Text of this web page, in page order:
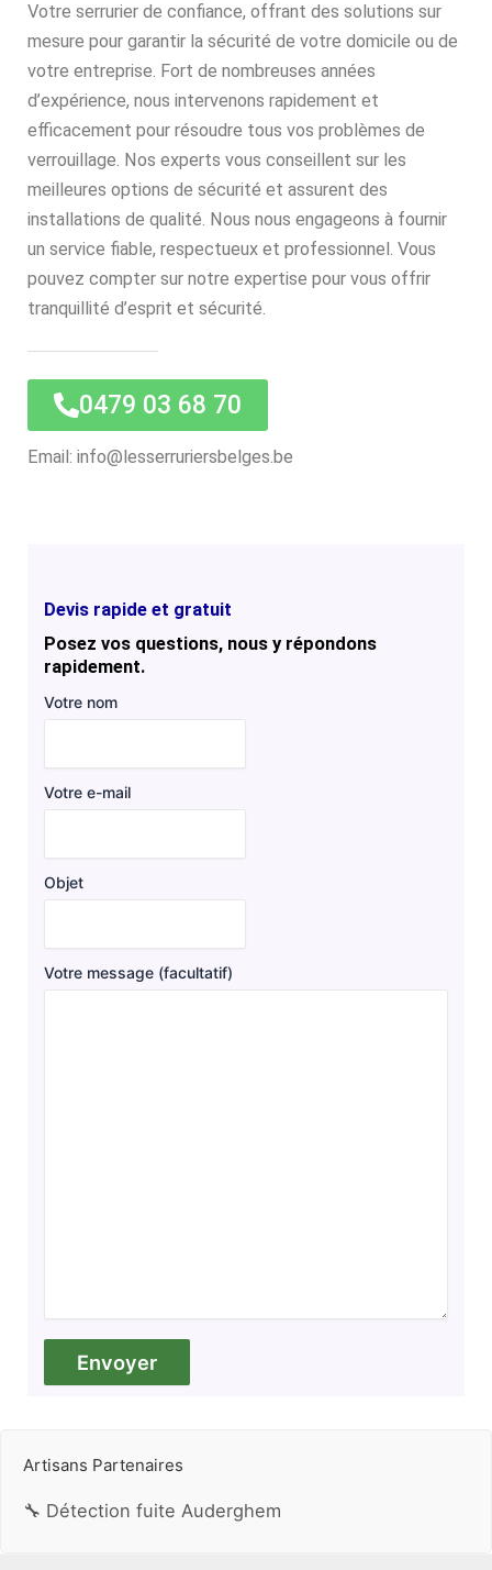
Votre serrurier de confiance, offrant des solutions sur
mesure pour garantir la sécurité de votre domicile ou de
votre entreprise. Fort de nombreuses années
d’expérience, nous intervenons rapidement et
efficacement pour résoudre tous vos problèmes de
verrouillage. Nos experts vous conseillent sur les
meilleures options de sécurité et assurent des
installations de qualité. Nous nous engageons à fournir
un service fiable, respectueux et professionnel. Vous
pouvez compter sur notre expertise pour vous offrir
tranquillité d’esprit et sécurité.
0479 03 68 70
Email: info@lesserruriersbelges.be
Devis rapide et gratuit
Posez vos questions, nous y répondons
rapidement.
Votre nom
Votre e-mail
Objet
Votre message (facultatif)
Artisans Partenaires
🔧 Détection fuite Auderghem